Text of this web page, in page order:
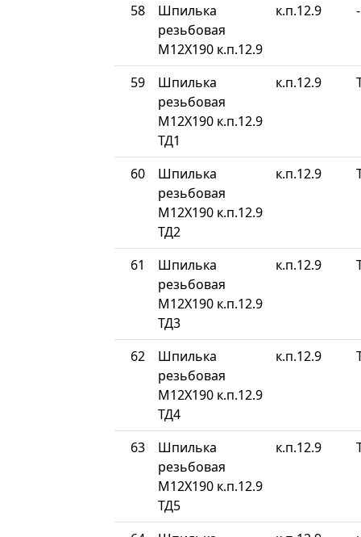
58
Шпилька
резьбовая
М12Х190 к.п.12.9
к.п.12.9 -
59
Шпилька
резьбовая
М12Х190 к.п.12.9
ТД1
к.п.12.9
60
Шпилька
резьбовая
М12Х190 к.п.12.9
ТД2
к.п.12.9
61
Шпилька
резьбовая
М12Х190 к.п.12.9
ТД3
к.п.12.9
62
Шпилька
резьбовая
М12Х190 к.п.12.9
ТД4
к.п.12.9
63
Шпилька
резьбовая
М12Х190 к.п.12.9
ТД5
к.п.12.9